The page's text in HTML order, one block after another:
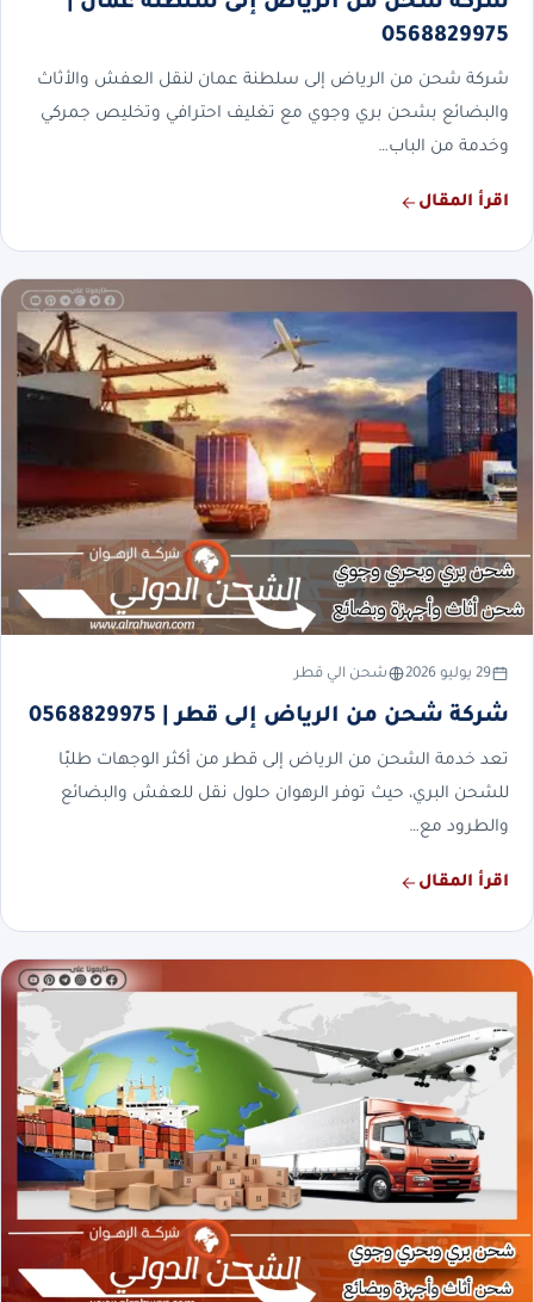
0568829975
شركة شحن من الرياض إلى سلطنة عمان لنقل العفش والأثاث
والبضائع بشحن بري وجوي مع تغليف احترافي وتخليص جمركي
وخدمة من الباب…
اقرأ المقال
29 يوليو 2026 شحن الي قطر
شركة شحن من الرياض إلى قطر | 0568829975
تعد خدمة الشحن من الرياض إلى قطر من أكثر الوجهات طلبًا
للشحن البري، حيث توفر الرهوان حلول نقل للعفش والبضائع
والطرود مع…
اقرأ المقال